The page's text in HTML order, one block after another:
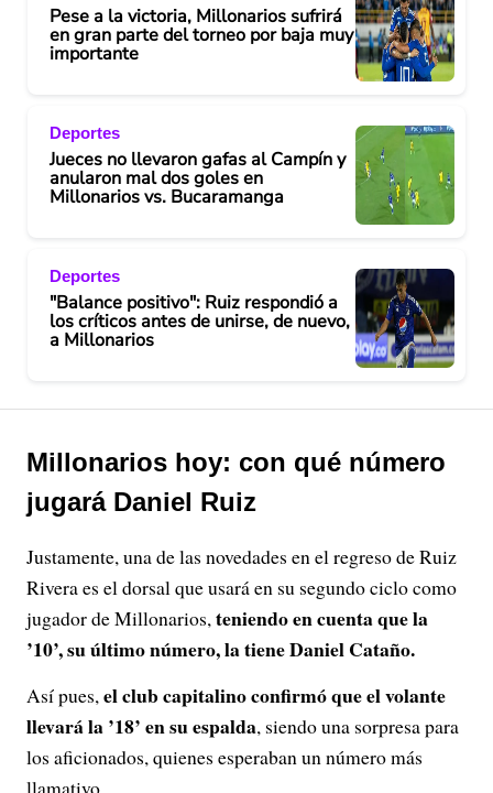
Pese a la victoria, Millonarios sufrirá
en gran parte del torneo por baja muy
importante
Deportes
Jueces no llevaron gafas al Campín y
anularon mal dos goles en
Millonarios vs. Bucaramanga
Deportes
"Balance positivo": Ruiz respondió a
los críticos antes de unirse, de nuevo,
a Millonarios
Millonarios hoy: con qué número
jugará Daniel Ruiz
Justamente, una de las novedades en el regreso de Ruiz
Rivera es el dorsal que usará en su segundo ciclo como
jugador de Millonarios,teniendo en cuenta que la
’10’, su último número, la tiene Daniel Cataño.
Así pues,el club capitalino confirmó que el volante
llevará la ’18’ en su espalda, siendo una sorpresa para
los aficionados, quienes esperaban un número más
llamativo.